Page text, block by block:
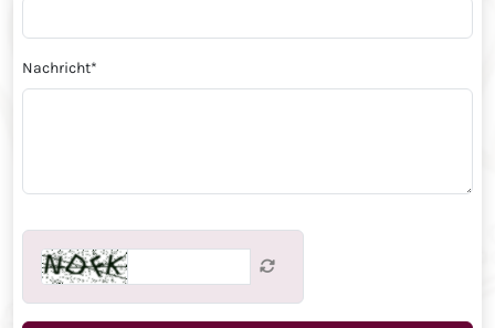
Nachricht*